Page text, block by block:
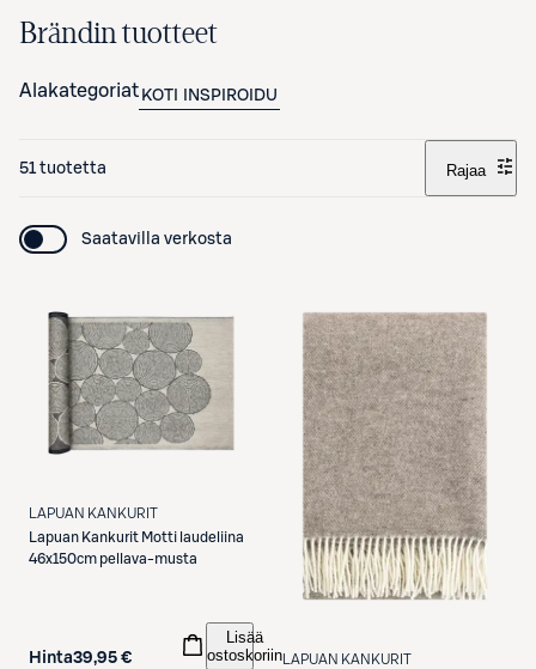
Brändin tuotteet
Alakategoriat KOTI INSPIROIDU
51 tuotetta Rajaa
Saatavilla verkosta
LAPUAN KANKURIT
Lapuan Kankurit Motti laudeliina
46x150cm pellava-musta
Hinta39,95 €
Lisää
ostoskoriin LAPUAN KANKURIT